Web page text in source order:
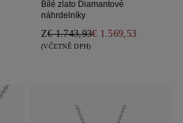
Bílé zlato Diamantové
náhrdelníky
Z€ 1.743,93€ 1.569,53
(VČETNĚ DPH)